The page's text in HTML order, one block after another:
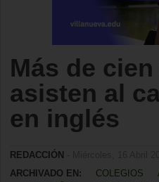
Más de
asisten al
en inglés
REDACCIÓN
ARCHIVADO EN:
COLEGIOS